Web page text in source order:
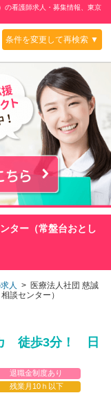
の看護師求人・募集情報、東京
条件を変更して再検索 ▼
ター（常盤台おとし
人 > 医療法人社団 慈誠
談センター）
徒歩3分！ 日
退職金制度あり
残業月10ｈ以下